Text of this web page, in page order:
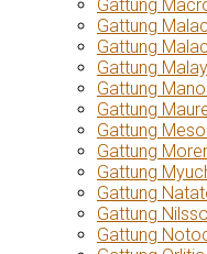
Gattung
Gattung
Gattung
Gattung
Gattung
Gattung
Gattung
Gattung
Gattung
Gattung
Gattung
Gattung